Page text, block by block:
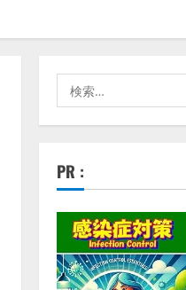
索:
PR :